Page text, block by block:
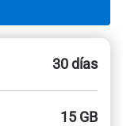
30 días
15 GB